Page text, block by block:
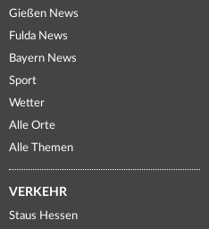
Gießen News
Fulda News
Bayern News
Sport
Wetter
Alle Orte
Alle Themen
VERKEHR
Staus Hessen